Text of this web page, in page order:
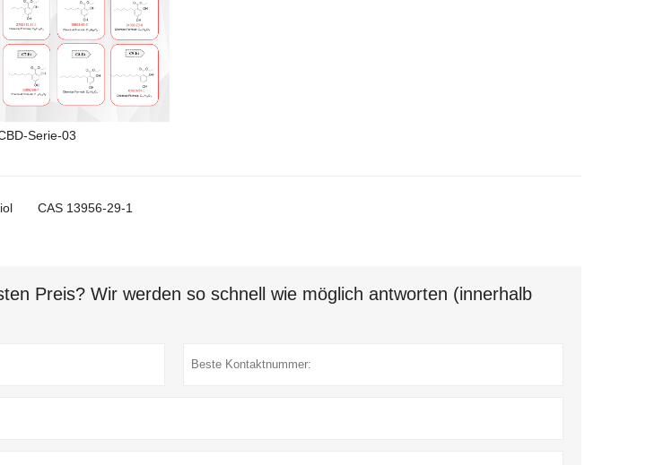
Serie-03
CAS 13956-29-1
Preis? Wir werden so schnell wie möglich antworten (innerhalb